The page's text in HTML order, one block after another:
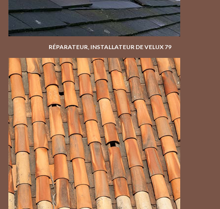
RÉPARATEUR, INSTALLATEUR DE VELUX 79